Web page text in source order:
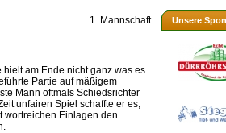
1. Mannschaft
am Ende nicht ganz was es
Partie auf mäßigem
Mann oftmals Schiedsrichter
unfairen Spiel schaffte er es,
wortreichen Einlagen den
Unsere